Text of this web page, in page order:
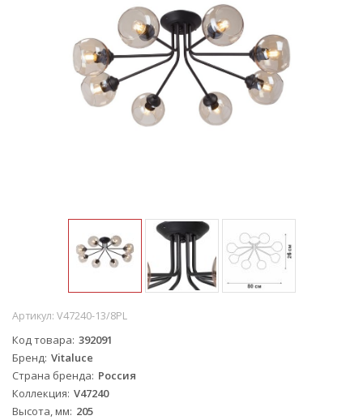
Артикул: V47240-13/8PL
Код товара 392091
Бренд Vitaluce
Страна бренда Россия
Коллекция V47240
Высота, мм 205